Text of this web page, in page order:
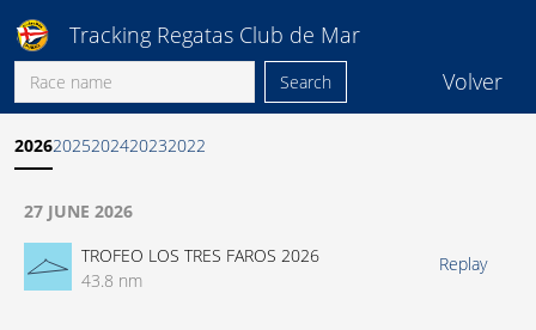
Tracking Regatas Club de Mar
Search Volver
20262025202420232022
27 JUNE 2026
TROFEO LOS TRES FAROS 2026
43.8 nm
Replay